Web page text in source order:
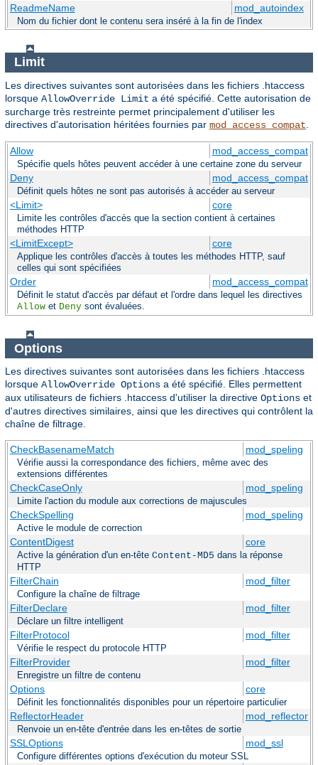
ReadmeName mod_autoindex
Nom du fichier dont le contenu sera inséré à la fin de l'index
Limit
Les directives suivantes sont autorisées dans les fichiers .htaccess
lorsque AllowOverride Limit a été spécifié. Cette autorisation de
surcharge très restreinte permet principalement d'utiliser les
directives d'autorisation héritées fournies par mod_access_compat
Allow mod_access_compat
Spécifie quels hôtes peuvent accéder à une certaine zone du serveur
Deny mod_access_compat
Définit quels hôtes ne sont pas autorisés à accéder au serveur
<Limit> core
Limite les contrôles d'accès que la section contient à certaines
méthodes HTTP
<LimitExcept> core
Applique les contrôles d'accès à toutes les méthodes HTTP, sauf
celles qui sont spécifiées
Order mod_access_compat
Définit le statut d'accès par défaut et l'ordre dans lequel les directives
Allow et Deny sont évaluées.
Options
Les directives suivantes sont autorisées dans les fichiers .htaccess
lorsque AllowOverride Options a été spécifié. Elles permettent
aux utilisateurs de fichiers .htaccess d'utiliser la directive Options et
d'autres directives similaires, ainsi que les directives qui contrôlent la
chaîne de filtrage.
CheckBasenameMatch mod_speling
Vérifie aussi la correspondance des fichiers, même avec des
extensions différentes
CheckCaseOnly mod_speling
Limite l'action du module aux corrections de majuscules
CheckSpelling mod_speling
Active le module de correction
ContentDigest core
Active la génération d'un en-tête Content-MD5 dans la réponse
HTTP
FilterChain mod_filter
Configure la chaîne de filtrage
FilterDeclare mod_filter
Déclare un filtre intelligent
FilterProtocol mod_filter
Vérifie le respect du protocole HTTP
FilterProvider mod_filter
Enregistre un filtre de contenu
Options core
Définit les fonctionnalités disponibles pour un répertoire particulier
ReflectorHeader mod_reflector
Renvoie un en-tête d'entrée dans les en-têtes de sortie
SSLOptions mod_ssl
Configure différentes options d'exécution du moteur SSL